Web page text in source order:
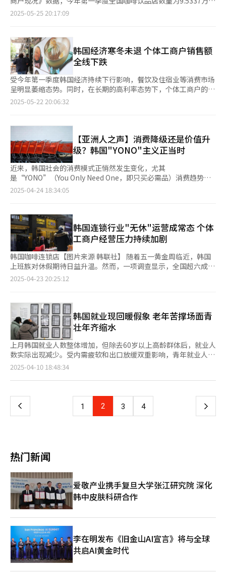
高达140%，为所有年龄层中最高水平。 报告分析认为，高龄人群
在退休后选择个体经营的主要原因是相较于依靠养老金生活，他们
定的就业环境。报告建议指出，应通过推进服务业规模化发展来提
升行业生产力，同时加强地方中小企业与高龄劳动者之间的就业对
接机制建设。
场，力图开启“股指5000时代”，通过加入MSCI发达国家指数、
打击操纵行为和强化小微股东权利，增强市场信心。此外，他承诺
容、防务航天、能源与制造，建立以高端技术为中心的国家增长引
擎。 ◆文化实力争做全球五强 文化政策方面，李在明提出软实力
全球前五的目标，计划提升文化产业规模至300万亿韩元。他承诺
扩大国家文化预算，支持K-Pop、K-Drama、K-Game等内容的
全球拓展，完善OTT平台与公共制作基础，同时强化文化金融、税
收优惠与知识产权保护。他也重视创作人才的培养与福利，强调扩
大文化基础设施和人文教育普及，以此建立真正的“文化强国”。
◆国防外交注重实用主义 在外交与安全领域，他主张以国家利益
上拓展经济外交，提升韩国在国际舞台上的地位。他致力通过实际
行动推进朝核问题解决，并提出以AI和科技打造“智能强军”，推
进韩国防务产业跻身世界四强。他还计划改善军人服役环境、强化
人权保障，并推动海军陆战队改编为独立的“准第四军”。 ◆国
土结构力求均衡发展 区域均衡发展是李在明政策的另一核心。他
提出完成“世宗行政首都”建设，包括迁建总统办公大楼与国会大
楼，并推动第二轮公共机关向地方迁移。他规划五大广域经济圈与
三大特别自治道协同发展的“五极三特”区域结构，通过设立国家
上，李在明强调“恢复民主”，提出强化对总统戒严权限的民主制
约，重建国军中立与国民信赖。他主张终结政治报复、推进以能力
为重心的人事任命，并通过同步主要公职与总统任期实现责任行
政。他倡导借助数字平台激活公民参与政策过程，并设立“议题共
识委员会”协商重大政策，实现协同治理。 ◆福祉体系覆盖生老
病死 对于社会福祉，李在明提出构建“生涯保障福祉体系”，涵
盖儿童、青年、中年与老年。他计划扩大儿童津贴与育儿休假制
生名额，并在医疗弱势地区推行“家庭医生制度”。住房方面，他
承诺增加优质公共住宅供给，合理调整重建与开发政策。 ◆劳动
共生推动社会融合 劳动与中小企业政策方面，李在明承诺构
建“共生社会”，保障所有劳工权利，同时推动阶段引入“4.5日
工作制”并延长退休年龄。他强调加强地方劳动监察，推动劳动节
法定化，同时为个体商户提供债务减免、经营成本补贴与灾害保
险。他也提出支持中小企业数码转型，完善福利平台、强化公平交
教育改革突出科研导向 关于教育改革，李在明主张强化地方国立
主导民主教育，提升社会责任。他同时重视教师培训与科研人员待
遇改善，推动科研与教育政策制定的有机结合。 ◆绿色发展加快
汽车普及和空气质量治理。他同时提出保护半岛生物种类，扩大生
态保护范围，强化相关国家委员会的功能，推动绿色持续发展。
主张构建灾难综合应对体系，强化灾害赔偿制度，提高国民安全意
识。同时，他提出推广智能农业、提高农险理赔标准、扩大有机农
业与农民养老保障，并为渔村提供基础设施、青年就业与持续发展
支援，以此改善农渔村老龄化，建设真正的“宜居乡村”。 李在
明的施政蓝图旨在“解决温饱”的基础之上建立奔向“幸福生
活”的世界强国。在未来五年的任期内，如何确保政策落实、合理
分配资源、与国会及地方政府有效协作，成为李在明政府能否真正
兑现“以人为本”承诺的关键所在。
家，同比减少743家。这是自2018年启动相关统计以来，咖啡饮品
9.608万家。然而，随着市场趋于饱和，去年增速明显放缓，今年
则首次转为负增长，反映出个体经营环境正面临结构性转折。 这
一趋势不仅限于咖啡馆，餐饮业整体也呈现出萎缩态势。今年一季
度，炸鸡、披萨等快餐门店数量为4.7803万家，同比减少180家；
韩餐馆与中餐馆分别减少484家和286家。受聚餐文化变化等影
响，啤酒屋更是大幅减少1802家，降至2.2493万家。 零售业同样
承压。今年第一季度，全国服装店数量为8.2685万家，同比锐减
2982家；化妆品店数量也从去年同期的3.8726万家降至3.7222万
现下滑，经营者数量减少至5.3101万家，同比减少455家。 业界分
析认为，随着就业环境趋于紧张，不少中高龄群体在退休后转向餐
饮、零售等个体经营领域。但在市场竞争加剧、内需不振的背景
下，不少经营者不得不退出市场。与此同时，虽然疫情后配送服务
日益普及，提升了消费者便利性，但平台企业收取的高额佣金也加
重了经营者的负担。 韩国信用数据公司（KCD）发布的《2025年
第一季度小商户动向》报告亦指出，今年一季度，小商户人均销售
额为4179万韩元（约合人民币22万元），同比下降0.72%。其
（-4.9%）、快餐（-4.7%）等多个业态也普遍呈现下滑趋势。 然
而，在教育培训和生活服务等特定领域，个体经营市场依然保持增
长态势。今年第一季度，皮肤管理门店同比增加4909家，健身房
增加702家。教育相关业态中，培训班和辅导班分别新增1910家和
3374家。此外，律师、税务师、会计师等专业服务机构的经营场
所也分别增加437家、591家和63家。
2025-05-25 20:17:09
韩国经济寒冬未退 个体工商户销售额
全线下跌
受今年第一季度韩国经济持续下行影响，餐饮及住宿业等消费市场
呈明显萎缩态势。同时，在长期的高利率态势下，个体工商户的债
务压力持续加剧，目前近50万家贷款商户处于停业状态。 韩国权
4179万韩元（约合人民币21.8万元），同比下降0.72%，较上季度
大幅回落12.89%。KCD相关人士表示，个体工商户销售下滑主要
受宏观经济下行压力与季节性消费淡季的双重影响。 报告显示，
第一季度个体工商户单店平均运营支出达3153万韩元，营业利润
达1026万韩元。具体来看，餐饮业全体细分领域均呈负增长态
势，其中酒吧业销售额同比骤降11.1%，小吃（-7.7%）、烘焙甜
品（-4.9%）、快餐（-4.7%）及咖啡饮品（-3.2%）等业态同步
下滑。在服务业中，住宿与旅游相关产业衰退尤为显著，销售额同
费领域，业对经济波动具有高度敏感性，当前数据直观反映了市场
信心的疲软。 韩国银行（央行）最新公布的4月消费者信心指数
（CCSI）为93.8，虽同比小幅上升0.4，但仍低于基准线100，尚未
恢复至去年11月（100.7）实施紧急戒严前的水平。该指数通过综
合评估当前生活状况、未来经济预期、家庭收支展望等六大核心维
度计算得出，指数高于100时，表示消费者信心偏向乐观，低于
100则表示消费信心趋于悲观，是反映民间消费动能的重要先行指
标。 受经济下行压力影响，个体工商户未能按时偿还贷款本息的
的个体工商户共达361.9万家。其中，正常经营的商户为312.1万
家，占86.2%；而申报停业的商户达49.9万家，占13.8%。其中，
停业商户的平均逾期贷款金额为640万韩元，平均贷款余额达6243
万韩元。从贷款规模来看，同期，全体个体工商户贷款余额达
719.2万亿韩元，同比（704万亿韩元）增加15万亿韩元。其中，
银行贷款余额为433.3万亿韩元，占60.3%；二级金融机构贷款余
额为285.9万亿韩元，占39.7%。 随着个体工商户经营困境持续加
剧，韩国各党总统候选人纷纷提出针对性的金融支持政策，以缓解
综合方案，并制定紧急戒严补偿，以弥补遭受的损失。他还承诺扩
大低利率政策贷款、增加地方爱心商品券的发行规模，以提振消
费，同时推进小工商户歇业补助，并放宽歇业后贷款一次性偿还的
体店铺使用信用卡的消费提供积分返现，并将爱心商品券预算从
5.5万亿韩元提升至6万亿韩元，以提振内需市场。两党候选人的政
策均反映出当前韩国个体工商户面临的严峻挑战，未来相关措施的
落地效果将成为影响经济复苏的关键因素。
2025-05-22 20:06:32
【亚洲人之声】消费降级还是价值升
级？韩国"YONO"主义正当时
近来，韩国社会的消费模式正悄然发生变化，尤其
是“YONO”（You Only Need One，即只买必需品）消费趋势的
崛起。这一趋势不仅表现为消费的缩减，更强调理性选择和对实际
渐成为衡量商品优劣的核心标准。面对琳琅满目的商品，人们首先
思考的不是外观是否时尚，而是产品是否真正契合自身需求，并具
备长期使用的可能性。 这一变化已不再局限于个人选择，企业层
面也在积极响应。许多品牌意识到，消费者对“刚需”商品的关注
正在加深，于是纷纷推出兼具实用性与合理价格的新产品。在家
电、厨房电器等品类中，即便价格维持竞争力，功能和性能却未见
缩水，反而更贴近用户的实际需求。 与此同时，环保与可持续理
念正成为“YONO”消费潮流中的另一关键词。越来越多品牌开始
重价格，更倾向于选择兼顾实用性与环保标准的商品。笔者近期便
入手了一款以可再生植物基材料制成的便携餐盒，既满足了日常需
求，又替代了一次性塑料制品，体现了日常消费中践行环保理念的
努力。 “YONO”消费趋势不仅关注价格，更体现了消费者对个性
化和高效生活方式的追求。随着个体意识的增强，消费者越来越倾
向于选择符合自身审美与生活节奏的商品。未来，市场或将进一步
向“精而专”的方向发展，为消费者提供更多定制化、高质量的选
择。 笔者认为，“YONO”正逐步走向主流，它所体现的消费理念
预示着韩国社会正在告别盲目追求、走向理性务实。消费者的转变
服务，回应市场不断变化的期待。 【图片提供
GettyImageBank】
2025-04-24 18:34:05
韩国连锁行业"无休"运营成常态 个体
工商户经营压力持续加剧
韩国咖啡连锁店【图片来源 韩联社】 随着五一黄金周临近，韩国
上班族对休假期待日益升温。然而，一项调查显示，全国超六成连
锁门店处于全年无休的运营状态。 韩国统计厅国家统计门户网站
（27.0086万家）的62.7%。其中，便利店行业所占比重尤为突
出，在全国5.4828万家便利店中，有5.4392家（99.2%）全年无
休。咖啡及其他非酒精饮品行业以2.6234万家（81.4%）紧随其
后，烘焙糕点行业（78.3%）、披萨汉堡等快餐行业（59.5%）以
及生啤酒类专卖行业（56.8%）的无休比例均也均超半数。相比之
下，汽车专修（2.8%）与药品医疗零售业（12.1%）的定期休业
实施情况相对较好。 同时，连锁店的日均营业时长较长现象同样
显著。据统计，全国范围内，日均营业时长超过14小时的门店达
7.2972万家，占全体的27%。其中，便利店再次以99.7%的占比居
次为烘焙糕点（34.3%）、家庭洗衣（24.3%）、咖啡饮品
（19.1%）及文具零售（18.8%）等行业。 数据显示，每5名就业
营，低效益产出”的困境。 韩国银行（央行）上月发布的《金融
入为4157万韩元（约合人民币22.3万元），较2022年底（4131万
韩元）小幅增加，但仍未恢复至新冠疫情前（4242万韩元）水
平。 央行分析指出，服务业持续低迷与个体工商户占比过高的结
构性因素叠加，导致收入复苏进程明显滞后。受个体工商户经营收
入恢复乏力影响，以高风险贷款为主的信贷资产质量承压明显，不
良贷款率持续高位运行。针对这一现状，央行建议实施差异化扶持
政策，对具备还款能力的经营者提供定向金融支持；对经营困难但
有意愿转型的主体实施债务重组；对丧失持续经营能力的个体则应
提供再创业支持。分析认为，在消费市场持续疲软的背景下，如何
平衡商户经营需求与劳动者权益保障，将成为韩国相关部门需要重
点关注的课题。
2025-04-23 20:25:12
韩国就业现回暖假象 老年苦撑场面青
壮年齐缩水
上月韩国就业人数整体增加，但除去60岁以上高龄群体后，就业人
数实际出现减少。受内需疲软和出口放缓双重影响，青年就业人数
连续三个月减少20万以上，同时“经济中坚”40至59岁群体的就
业的就业前景或更加黯淡。 韩国统计厅9日发布的就业动向数据显
人。去年12月紧急戒严事件导致就业人数减少5.2万人后，今年已
经连续三个月保持10万人以上的增长。 从年龄来看，60岁以上高
业人数减少20.6万人，40多岁减少4.9万人，50多岁减少2.6万人。
仅30多岁群体实现就业增长，增加10.9万人。 今年年初以来，在
政府推动的以高龄人口为主的“税收岗位”增加下，就业市场整体
勉强得以支撑。从行业来看，包括政府直接提供岗位的公共行政、
国防及社会保障行政领域就业人数增加8.7万人，人口老龄化导致
劳动需求增加的保健与社会福利服务业就业人数则增长21.2万人。
相反，“优质岗位”制造业就业人数减少11.2万人，并且已连续9
个月呈现减少趋势，减幅逐渐扩大。上月制造业就业人数减幅达到
疫情时期2020年11月后4年4个月以来的最大值，原因在于去年以
来经济持续低迷的滞后效应。 随着美国总统特朗普提出对等关税
政策，韩国通商环境面临阴霾，制造业就业前景雪上加霜。企划财
政部相关人士表示，目前内需恢复乏力，消费品轻工业、机械设备
制造业的就业人数持续减少。随着美国对各类商品加征关税，以出
2025-04-10 18:48:34
上
页
1 2 3 4 下
热门新闻
爱敬产业携手复旦大学张江研究院 深化
韩中皮肤科研合作
李在明发布《旧金山AI宣言》将与全球
共启AI黄金时代